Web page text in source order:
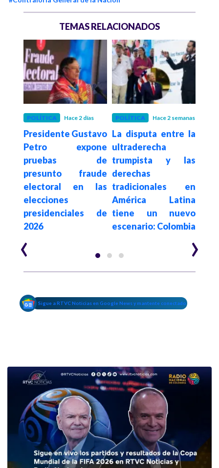
TEMAS RELACIONADOS
POLÍTICA Hace 2 días
Presidente Gustavo
Petro expone
pruebas de
presunto fraude
electoral en las
elecciones
presidenciales de
2026
POLÍTICA Hace 2 semanas
La disputa entre la
ultraderecha
trumpista y las
derechas
tradicionales en
América Latina
tiene un nuevo
escenario: Colombia
‹ ›
Sigue a RTVC Noticias en Google News y mantente conectado